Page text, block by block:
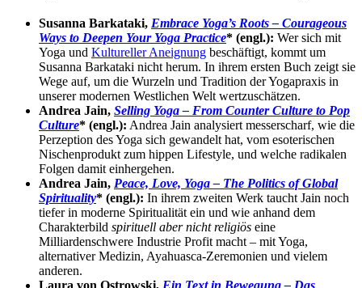
Susanna Barkataki, Embrace Yoga’s Roots – Courageous
Ways to Deepen Your Yoga Practice* (engl.): Wer sich mit
Yoga und Kultureller Aneignung beschäftigt, kommt um
Susanna Barkataki nicht herum. In ihrem ersten Buch zeigt sie
Wege auf, um die Wurzeln und Tradition der Yogapraxis in
unserer modernen Westlichen Welt wertzuschätzen.
Andrea Jain, Selling Yoga – From Counter Culture to Pop
Culture* (engl.): Andrea Jain analysiert messerscharf, wie die
Perzeption des Yoga sich gewandelt hat, vom esoterischen
Nischenprodukt zum hippen Lifestyle, und welche radikalen
Folgen damit einhergehen.
Andrea Jain, Peace, Love, Yoga – The Politics of Global
Spirituality* (engl.): In ihrem zweiten Werk taucht Jain noch
tiefer in moderne Spiritualität ein und wie anhand dem
Charakterbild spirituell aber nicht religiös eine
Milliardenschwere Industrie Profit macht – mit Yoga,
alternativer Medizin, Ayahuasca-Zeremonien und vielem
anderen.
Laura von Ostrowski, Ein Text in Bewegung – Das